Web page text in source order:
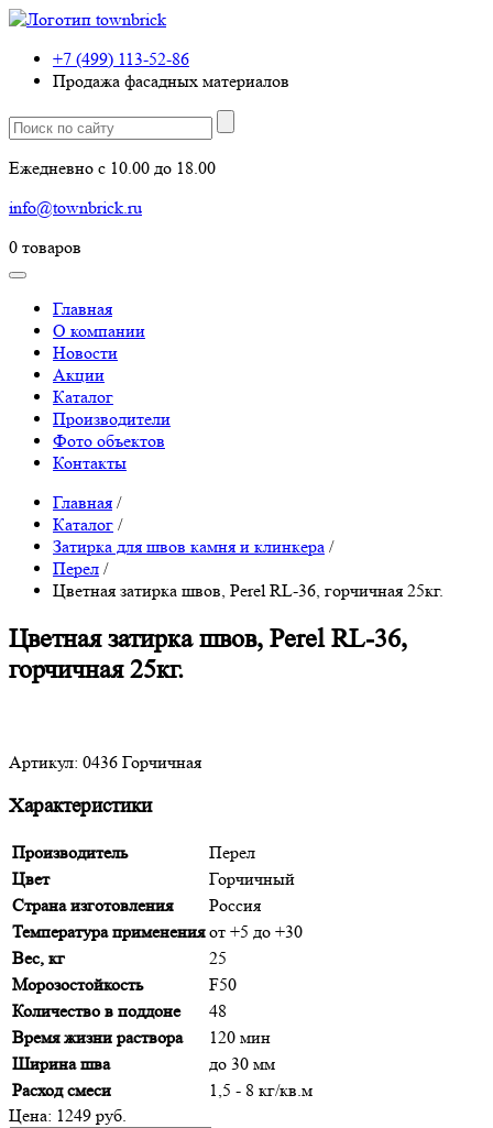
+7 (499) 113-52-86
Продажа фасадных материалов
Ежедневно с 10.00 до 18.00
info@townbrick.ru
0 товаров
Главная
О компании
Новости
Акции
Каталог
Производители
Фото объектов
Контакты
Главная /
Каталог /
Затирка для швов камня и клинкера /
Перел /
Цветная затирка швов, Perel RL-36, горчичная 25кг.
Цветная затирка швов, Perel RL-36,
горчичная 25кг.
Артикул: 0436 Горчичная
Характеристики
Производитель
Перел
Цвет
Горчичный
Страна изготовления
Россия
Температура применения от +5 до +30
Вес, кг
25
Морозостойкость
F50
Количество в поддоне
48
Время жизни раствора
120 мин
Ширина шва
до 30 мм
Расход смеси
1,5 - 8 кг/кв.м
Цена: 1249 руб.